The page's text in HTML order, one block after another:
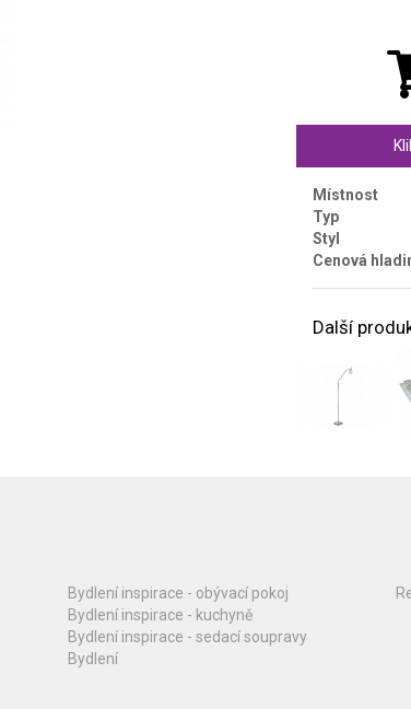
Místnost
Typ
Styl
Cenová
Další
Bydlení inspirace - obývací pokoj
Bydlení inspirace - kuchyně
Bydlení inspirace - sedací soupravy
Bydlení